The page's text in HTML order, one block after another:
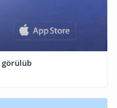
görülüb